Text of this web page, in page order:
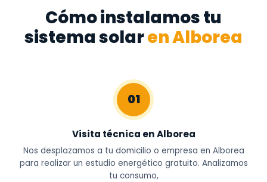
Cómo instalamos tu
sistema solaren Alborea
01
Visita técnica en Alborea
Nos desplazamos a tu domicilio o empresa en Alborea
para realizar un estudio energético gratuito. Analizamos
tu consumo,